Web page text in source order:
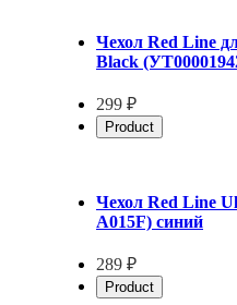
Чехол Red Line
Black
299 ₽
Product
Чехол Red Line
A015F) синий
289 ₽
Product